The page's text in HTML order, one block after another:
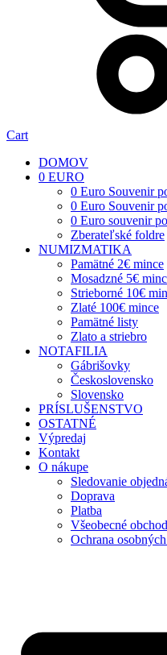
Cart
DOMOV
0 EURO
0 Euro Souvenir
0 Euro Souvenir
0 Euro souvenir
Zberateľské foldre
NUMIZMATIKA
Pamätné 2€ mince
Mosadzné 5€
Strieborné 10€
Zlaté 100€ mince
Pamätné listy
Zlato a striebro
NOTAFILIA
Gábrišovky
Československo
Slovensko
PRÍSLUŠENSTVO
OSTATNÉ
Výpredaj
Kontakt
O nákupe
Sledovanie
Doprava
Platba
Všeobecné
Ochrana